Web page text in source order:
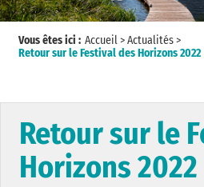
Vous êtes ici : Accueil>Actualités>
Retour sur le Festival des Horizons 2022
Retour sur le
Horizons 2022